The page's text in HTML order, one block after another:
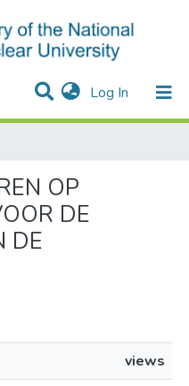
Log In (current)
OP
DE
DE
views